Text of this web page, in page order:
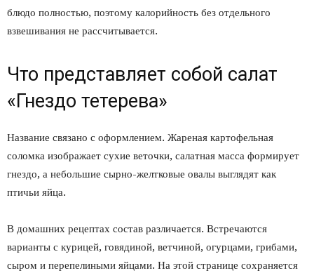
блюдо полностью, поэтому калорийность без отдельного
взвешивания не рассчитывается.
Что представляет собой салат
«Гнездо тетерева»
Название связано с оформлением. Жареная картофельная
соломка изображает сухие веточки, салатная масса формирует
гнездо, а небольшие сырно-желтковые овалы выглядят как
птичьи яйца.
В домашних рецептах состав различается. Встречаются
варианты с курицей, говядиной, ветчиной, огурцами, грибами,
сыром и перепелиными яйцами. На этой странице сохраняется